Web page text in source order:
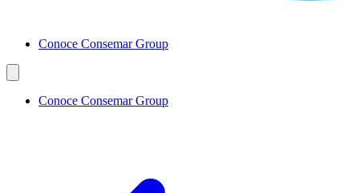
Conoce Consemar Group
Conoce Consemar Group